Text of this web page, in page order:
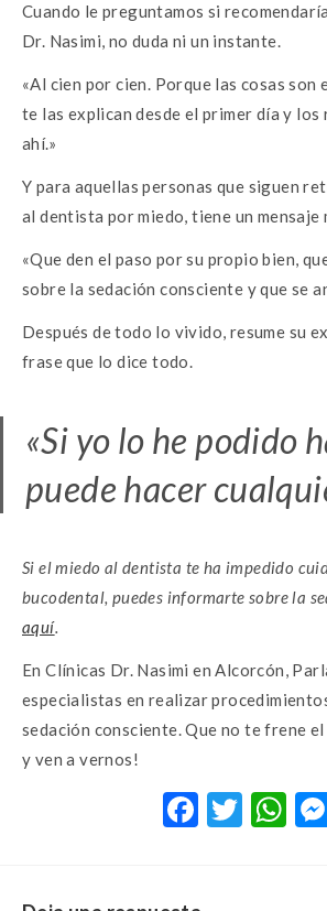
Cuando le preguntamos si
Dr. Nasimi, no duda ni un instante.
«Al cien por cien. Porque las cosas son
te las explican desde el primer día y
ahí.»
Y para aquellas personas que siguen
al dentista por miedo, tiene un mensaje
«Que den el paso por su propio bien,
sobre la sedación consciente y que se
Después de todo lo vivido, resume su
frase que lo dice todo.
«Si yo lo he podido
puede hacer
Si el miedo al dentista te ha impedido
bucodental, puedes informarte sobre la
aquí.
En Clínicas Dr. Nasimi en Alcorcón,
especialistas en realizar
sedación consciente. Que no te frene
y ven a vernos!
F T W